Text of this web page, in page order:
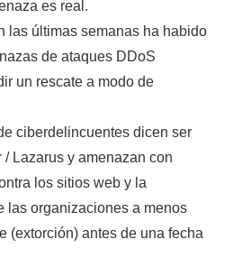
es real.
las últimas semanas ha habido
de ataques DDoS
un rescate a modo de
ciberdelincuentes dicen ser
Lazarus y amenazan con
los sitios web y la
las organizaciones a menos
(extorción) antes de una fecha